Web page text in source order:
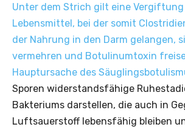
Unter dem Strich gilt eine
Lebensmittel, bei der somit
der Nahrung in den Darm gelangen,
vermehren und Botulinumtoxin
Hauptursache des
Sporen widerstandsfähige
Bakteriums darstellen, die auch in
Luftsauerstoff lebensfähig bleiben